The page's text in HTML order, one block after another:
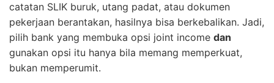
catatan SLIK buruk, utang padat, atau dokumen
pekerjaan berantakan, hasilnya bisa berkebalikan. Jadi,
pilih bank yang membuka opsi joint income dan
gunakan opsi itu hanya bila memang memperkuat,
bukan memperumit.